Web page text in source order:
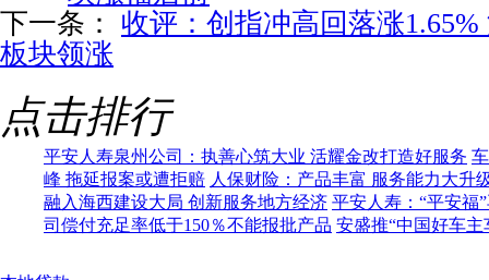
下一条： 收评：创指冲高回落涨
板块领涨
点击排行
平安人寿泉州公司：执善心筑大业 活耀金改打造好服务
峰 拖延报案或遭拒赔 人保财险：产品丰富 服务能力大升
融入海西建设大局 创新服务地方经济 平安人寿：“平安福
司偿付充足率低于150％不能报批产品 安盛推“中国好车